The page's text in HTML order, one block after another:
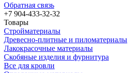
Обратная связь
+7 904-433-32-32
Товары
Стройматериалы
Древесно-плитные и пиломатериалы
Лакокрасочные материалы
Скобяные изделия и фурнитура
Все для кровли